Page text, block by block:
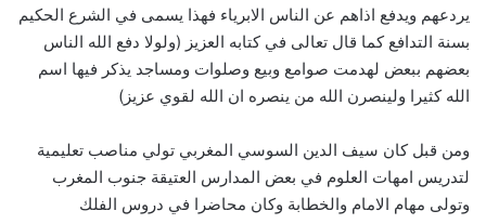
يردعهم ويدفع اذاهم عن الناس الابرياء فهذا يسمى في الشرع الحكيم
بسنة التدافع كما قال تعالى في كتابه العزيز (ولولا دفع الله الناس
بعضهم ببعض لهدمت صوامع وبيع وصلوات ومساجد يذكر فيها اسم
الله كثيرا ولينصرن الله من ينصره ان الله لقوي عزيز)
ومن قبل كان سيف الدين السوسي المغربي تولي مناصب تعليمية
لتدريس امهات العلوم في بعض المدارس العتيقة جنوب المغرب
وتولى مهام الامام والخطابة وكان محاضرا في دروس الفلك